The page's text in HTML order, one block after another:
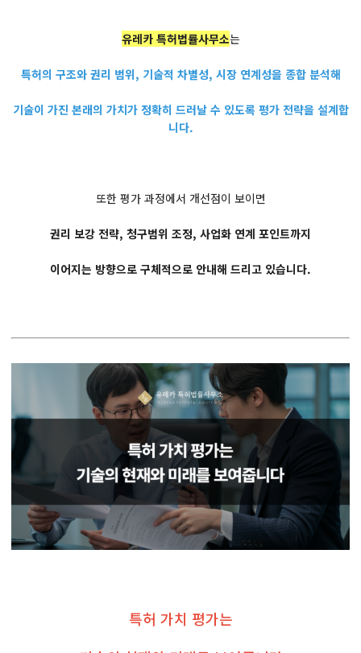
유레카 특허법률사무소는
특허의 구조와 권리 범위, 기술적 차별성, 시장 연계성을 종합 분석해
기술이 가진 본래의 가치가 정확히 드러날 수 있도록 평가 전략을 설계합
니다.
또한 평가 과정에서 개선점이 보이면
권리 보강 전략, 청구범위 조정, 사업화 연계 포인트까지
이어지는 방향으로 구체적으로 안내해 드리고 있습니다.
특허 가치 평가는